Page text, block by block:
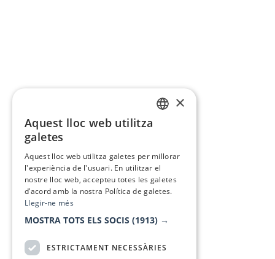
×
Aquest lloc web utilitza
galetes
Aquest lloc web utilitza galetes per millorar
l'experiència de l'usuari. En utilitzar el
nostre lloc web, accepteu totes les galetes
d’acord amb la nostra Política de galetes.
Llegir-ne més
MOSTRA TOTS ELS SOCIS (1913) →
ESTRICTAMENT NECESSÀRIES